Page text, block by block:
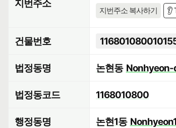
지번주소
지번주소 복사하기 👂
건물번호
법정동명 논현동 Nonhyeon-
법정동코드 1168010800
행정동명 논현1동